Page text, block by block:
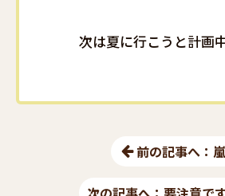
次は夏に行こうと計画
前の記事へ：